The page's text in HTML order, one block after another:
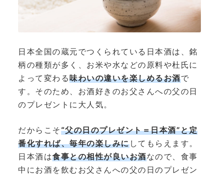
日本全国の蔵元でつくられている日本酒は、銘
柄の種類が多く、お米や水などの原料や杜氏に
よって変わる味わいの違いを楽しめるお酒で
す。そのため、お酒好きのお父さんへの父の日
のプレゼントに大人気。
だからこそ“父の日のプレゼント＝日本酒”と定
番化すれば、毎年の楽しみにしてもらえます。
日本酒は食事との相性が良いお酒なので、食事
中にお酒を飲むお父さんへの父の日のプレゼン